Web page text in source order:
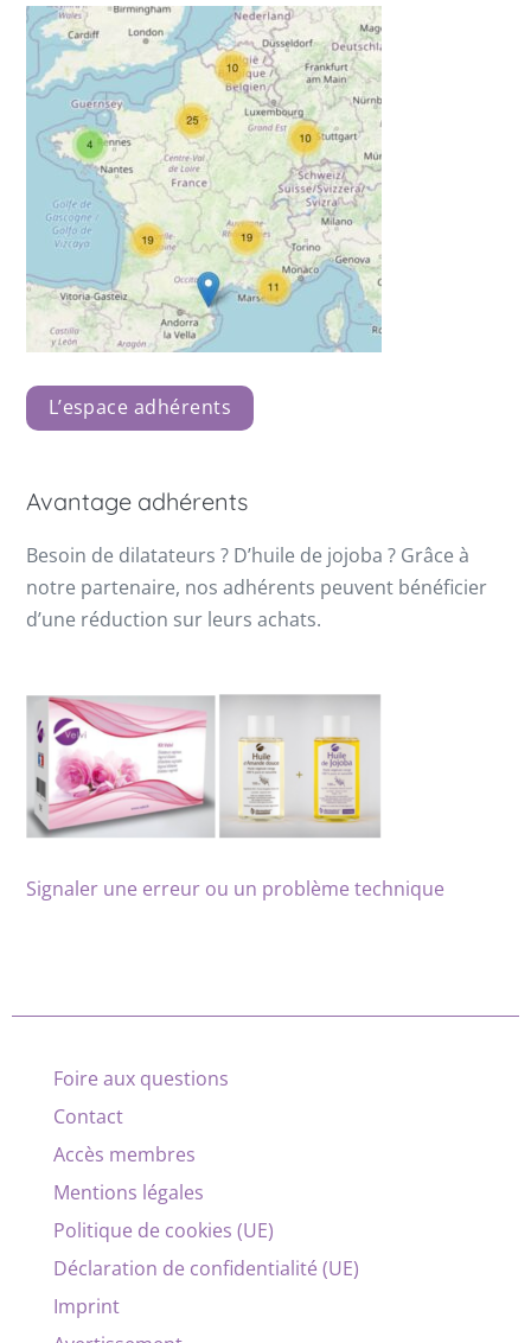
L’espace adhérents
Avantage adhérents
Besoin de dilatateurs ? D’huile de jojoba ? Grâce à
notre partenaire, nos adhérents peuvent bénéficier
d’une réduction sur leurs achats.
Signaler une erreur ou un problème technique
Foire aux questions
Contact
Accès membres
Mentions légales
Politique de cookies (UE)
Déclaration de confidentialité (UE)
Imprint